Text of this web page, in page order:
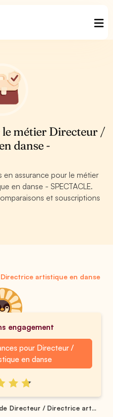
le métier Directeur /
danse -
en assurance pour le métier
en danse - SPECTACLE.
et souscriptions
artistique en danse
engagement
pour Directeur /
en danse
Directeur / Directrice art...